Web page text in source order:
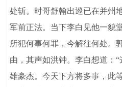
处斩。时哥舒翰出巡已在并州
军前正法。当下李白见他一貌
所犯何事何罪，今解往何处。
由，其声如洪钟。李白想道：
雄豪杰。今天下方将多事，此